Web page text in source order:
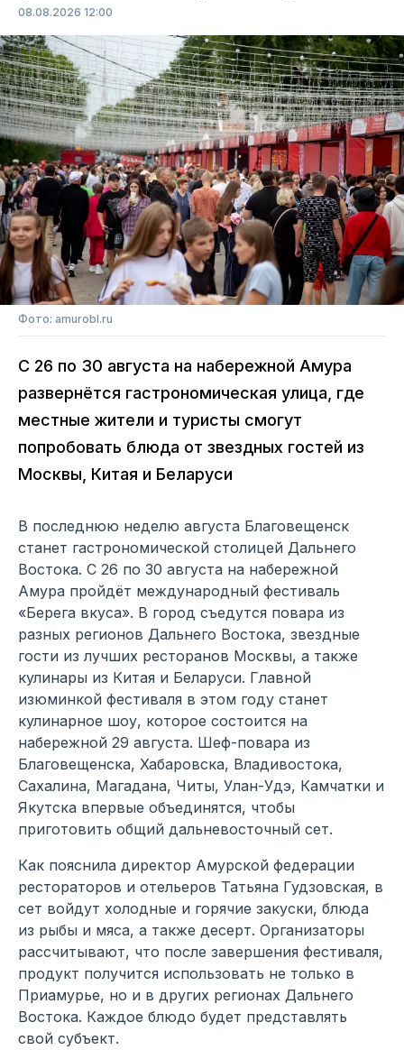
08.08.2026 12:00
Фото: amurobl.ru
С 26 по 30 августа на набережной Амура
развернётся гастрономическая улица, где
местные жители и туристы смогут
попробовать блюда от звездных гостей из
Москвы, Китая и Беларуси
В последнюю неделю августа Благовещенск
станет гастрономической столицей Дальнего
Востока. С 26 по 30 августа на набережной
Амура пройдёт международный фестиваль
«Берега вкуса». В город съедутся повара из
разных регионов Дальнего Востока, звездные
гости из лучших ресторанов Москвы, а также
кулинары из Китая и Беларуси. Главной
изюминкой фестиваля в этом году станет
кулинарное шоу, которое состоится на
набережной 29 августа. Шеф-повара из
Благовещенска, Хабаровска, Владивостока,
Сахалина, Магадана, Читы, Улан-Удэ, Камчатки и
Якутска впервые объединятся, чтобы
приготовить общий дальневосточный сет.
Как пояснила директор Амурской федерации
рестораторов и отельеров Татьяна Гудзовская, в
сет войдут холодные и горячие закуски, блюда
из рыбы и мяса, а также десерт. Организаторы
рассчитывают, что после завершения фестиваля,
продукт получится использовать не только в
Приамурье, но и в других регионах Дальнего
Востока. Каждое блюдо будет представлять
свой субъект.